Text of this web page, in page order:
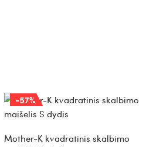
-57%
Mother-K kvadratinis skalbimo